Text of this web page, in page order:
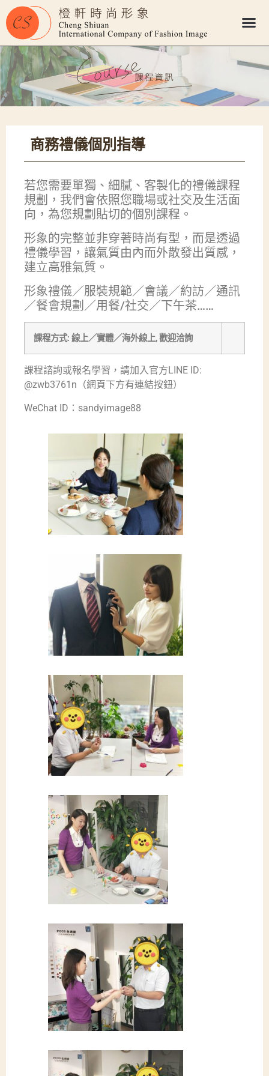
商務禮儀個別指導
若您需要單獨、細膩、客製化的禮儀課程
規劃，我們會依照您職場或社交及生活面
向，為您規劃貼切的個別課程。
形象的完整並非穿著時尚有型，而是透過
禮儀學習，讓氣質由內而外散發出質感，
建立高雅氣質。
形象禮儀／服裝規範／會議／約訪／通訊
／餐會規劃／用餐/社交／下午茶……
課程方式: 線上／實體／海外線上, 歡迎洽詢
課程諮詢或報名學習，請加入官方LINE ID:
@zwb3761n（網頁下方有連結按鈕）
WeChat ID：sandyimage88